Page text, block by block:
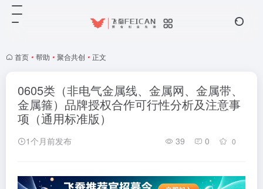
首页 • 帮助 • 聚合共创 • 正文
0605类（非电气金属线、金属网、金属带、
金属箍）品牌授权合作可行性分析及注意事
项（通用标准版）
1个月前发布 39 0 0